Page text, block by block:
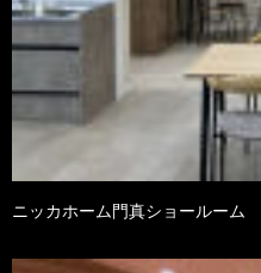
ニッカホーム門真ショールーム